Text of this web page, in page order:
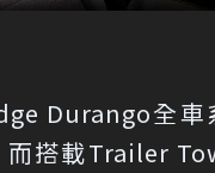
Durango全車
而搭載Trailer